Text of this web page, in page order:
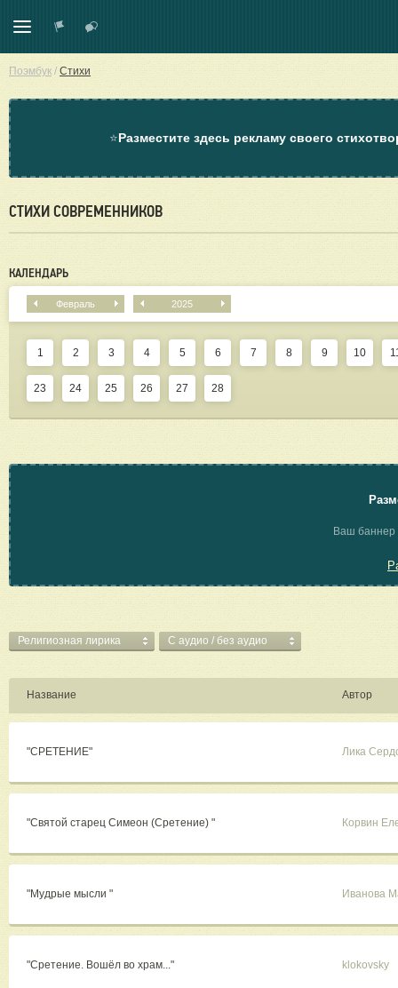
Поэмбук / Стихи
⭐Разместите здесь рекламу своего
СТИХИ СОВРЕМЕННИКОВ
КАЛЕНДАРЬ
Февраль 2025
1 2 3 4 5 6 7 8 9 10
23 24 25 26 27 28
Ваш баннер
Религиозная лирика C аудио / без аудио
Название Автор
"СРЕТЕНИЕ" Лика
"Святой старец Симеон (Сретение) " Корвин
"Мудрые мысли " Иванова
"Сретение. Вошëл во храм..." klokovsky